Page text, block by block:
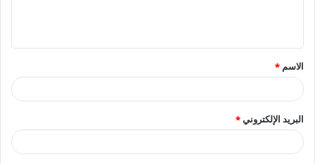
ق
*
الاسم *
البريد الإلكتروني*